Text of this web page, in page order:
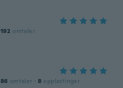
192 omtaler
86 omtaler · 8 opplastinger